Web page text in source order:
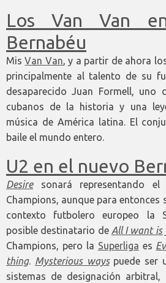
Los Van Van
Bernabéu
MisVan Van, y a partir de ahora
principalmente al talento de su
desaparecido Juan Formell, uno
cubanos de la historia y una
música de América latina. El
baile el mundo entero.
U2 en el nuevo
Desiresonará representando
Champions, aunque para entonces
contexto futbolero europeo la
posible destinatario de All I want is
Champions, pero la Superliga es
thing. Mysterious wayspuede ser
sistemas de designación